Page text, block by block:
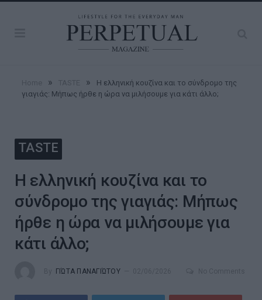
» »
Η ελληνική κουζίνα και το σύνδρομο της
γιαγιάς: Μήπως ήρθε η ώρα να μιλήσουμε για κάτι άλλο;
TASTE
Η ελληνική κουζίνα και το
σύνδρομο της γιαγιάς: Μήπως
ήρθε η ώρα να μιλήσουμε για
κάτι άλλο;
ΓΙΏΤΑ ΠΑΝΑΓΙΏΤΟΥ